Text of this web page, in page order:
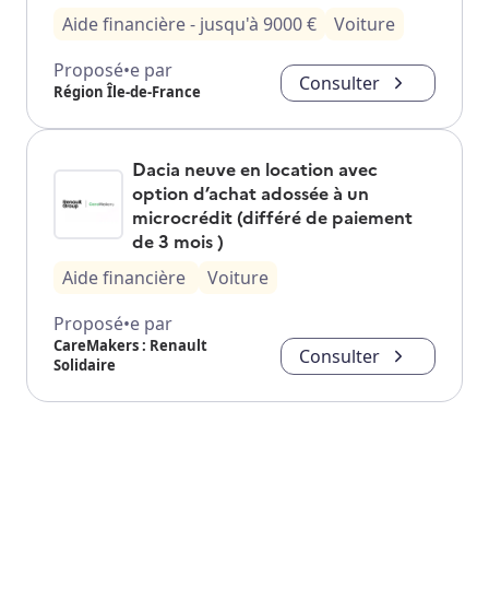
Aide financière- jusqu'à 9000€
Voiture
Proposé•e par
Région Île-de-France Consulter
Dacia neuve en location avec
option d’achat adossée à un
microcrédit (différé de paiement
de 3 mois )
Aide financière
Voiture
Proposé•e par
CareMakers : Renault
Solidaire
Consulter